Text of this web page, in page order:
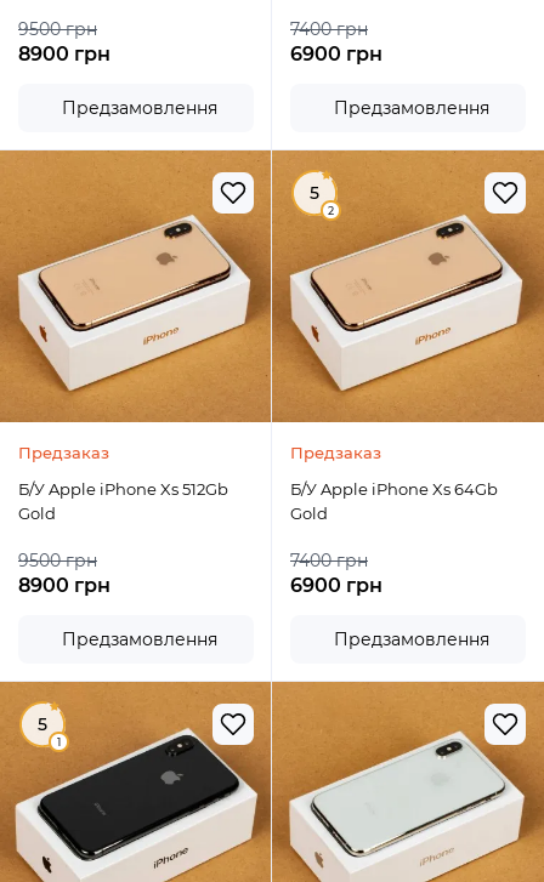
9500 грн
8900 грн
Предзамовлення
7400 грн
6900 грн
Предзамовлення
Предзаказ
Б/У Apple iPhone Xs 512Gb
Gold
9500 грн
8900 грн
Предзамовлення
5
2
Предзаказ
Б/У Apple iPhone Xs 64Gb
Gold
7400 грн
6900 грн
Предзамовлення
5
1